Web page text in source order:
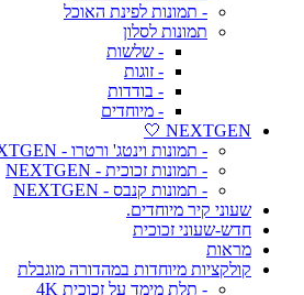
- תמונות לפינת האוכל
תמונות לסלון
- שלשות
- זוגות
- בודדות
- מיוחדים
NEXTGEN 🤍
- תמונות וינטג' ורטרו - NEXTGEN
- תמונות זכוכית - NEXTGEN
- תמונות קנבס - NEXTGEN
שעוני קיר מיוחדים.
חדש-שעוני זכוכית
מראות
קולקציות מיוחדות במהדורה מוגבלת
- תלת מימד על זכוכית 4K